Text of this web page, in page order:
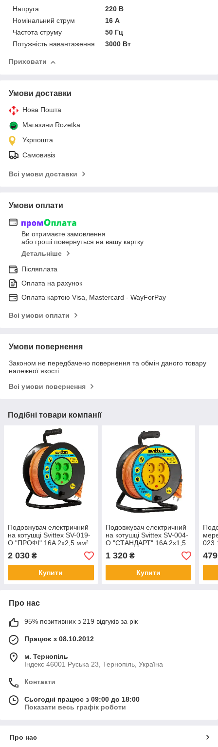
Напруга
220 В
Номінальний струм
16 А
Частота струму
50 Гц
Потужність навантаження
3000 Вт
Приховати
Умови доставки
Нова Пошта
Магазини Rozetka
Укрпошта
Самовивіз
Всі умови доставки
Умови оплати
Ви отримаєте замовлення
або гроші повернуться на вашу картку
Детальніше
Післяплата
Оплата на рахунок
Оплата картою Visa, Mastercard - WayForPay
Всі умови оплати
Умови повернення
Законом не передбачено повернення та обмін даного товару
належної якості
Всі умови повернення
Подібні товари компанії
Подовжувач електричний
на котушці Svittex SV-019-
O "ПРОФІ" 16A 2х2,5 мм²
30 м з термозахистом та
виносною розеткою
2 030 ₴
Купити
Подовжувач електричний
на котушці Svittex SV-004-
O "СТАНДАРТ" 16A 2х1,5
мм² 25 м з термозахистом
та виносною розеткою
1 320₴
Купити
023
Про нас
95% позитивних з 219 відгуків за рік
Працює з 08.10.2012
м. Тернопіль
Індекс 46001 Руська 23, Тернопіль, Україна
Контакти
Сьогодні працює з 09:00 до 18:00
Показати весь графік роботи
Про нас